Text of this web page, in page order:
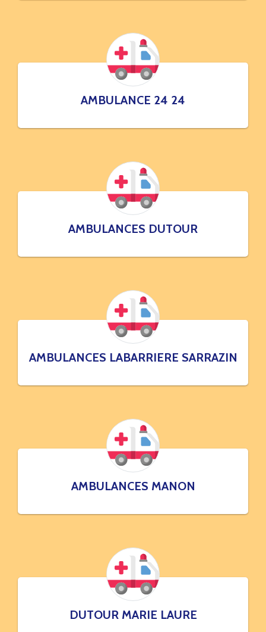
AMBULANCE 24 24
AMBULANCES DUTOUR
AMBULANCES LABARRIERE SARRAZIN
AMBULANCES MANON
DUTOUR MARIE LAURE